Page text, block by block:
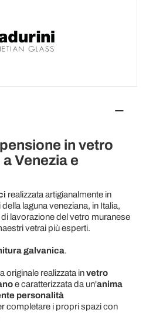
in vetro
Venezia e
realizzata artigianalmente in
laguna veneziana, in Italia,
lavorazione del vetro muranese
vetrai più esperti.
galvanica.
originale realizzata invetro
e caratterizzata da un'anima
personalità
completare i propri spazi con